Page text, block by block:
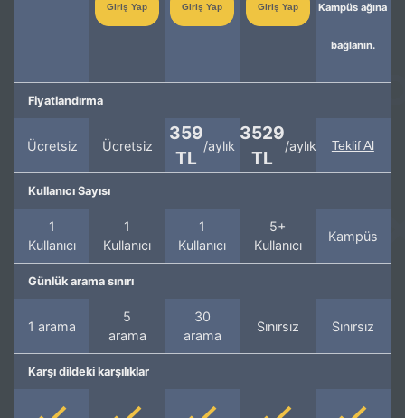
Giriş Yap Giriş Yap Giriş Yap Kampüs ağına
bağlanın.
Fiyatlandırma
Ücretsiz Ücretsiz
359
TL
/aylık
3529
TL
/aylık Teklif Al
Kullanıcı Sayısı
1
Kullanıcı
1
Kullanıcı
1
Kullanıcı
5+
Kullanıcı
Kampüs
Günlük arama sınırı
1 arama
5
arama
30
arama
Sınırsız Sınırsız
Karşı dildeki karşılıklar